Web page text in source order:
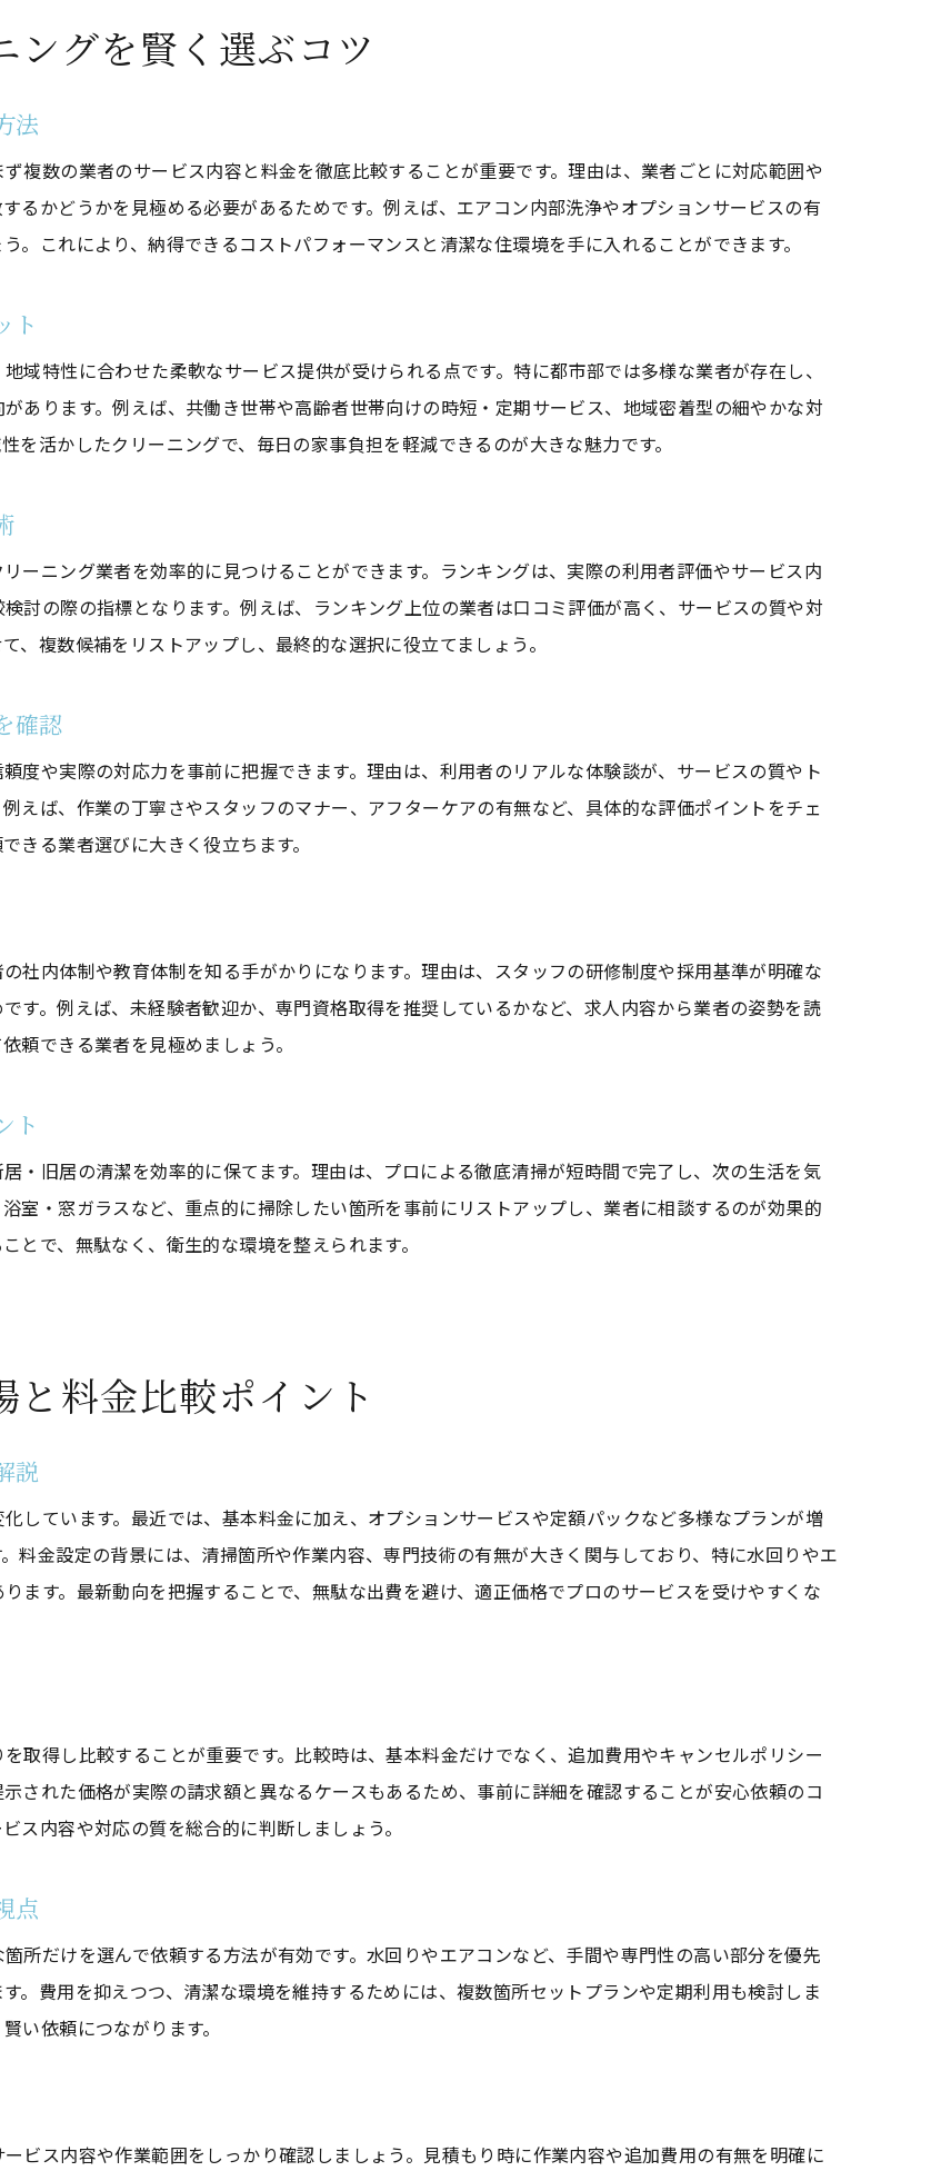
ウスクリーニングの相場と料金比較ポイント
業者ごとの料金比較で失敗しないポイント
ハウスクリーニングの費用対効果を考える視点
安いハウスクリーニング業者の見分け方
神奈川県の料金相場と全国平均の違い
できるハウスクリーニング業者の見分け方
口コミやランキングで信頼度をチェック
ハウスクリーニング業者の実績と対応力に注目
求人情報から読み取る業者の信頼性
神奈川県内で選ばれる業者の特徴
範囲やサービス内容の違いを徹底解説
ハウスクリーニングの掃除範囲と特徴を比較
プロの分解洗浄や高圧洗浄のメリット
引っ越し前後の掃除サービスの違い
ランキング情報で人気業者をチェック
口コミに多いトラブル事例と対策法
っ越し時に役立つハウスクリーニング活用術
引っ越し前後のハウスクリーニング利用法
ハウスクリーニングで原状回復をサポート
対効果で納得のハウスクリーニング体験へ
ハウスクリーニングのコストパフォーマンス向上術
セット割引やキャンペーン活用の注意点
納得できる費用でプロの掃除を体験
して依頼できるハウスクリーニングの条件
依頼前に確認したい安心ポイント
トラブル回避のための契約内容チェック
アフターケアが充実した業者の選び方
安心して任せられるハウスクリーニング体制
ングを賢く選ぶコツ
法
複数の業者のサービス内容と料金を徹底比較することが重要です。理由は、業者ごとに対応範囲や
るかどうかを見極める必要があるためです。例えば、エアコン内部洗浄やオプションサービスの有
。これにより、納得できるコストパフォーマンスと清潔な住環境を手に入れることができます。
ト
域特性に合わせた柔軟なサービス提供が受けられる点です。特に都市部では多様な業者が存在し、
あります。例えば、共働き世帯や高齢者世帯向けの時短・定期サービス、地域密着型の細やかな対
を活かしたクリーニングで、毎日の家事負担を軽減できるのが大きな魅力です。
ーニング業者を効率的に見つけることができます。ランキングは、実際の利用者評価やサービス内
討の際の指標となります。例えば、ランキング上位の業者は口コミ評価が高く、サービスの質や対
、複数候補をリストアップし、最終的な選択に役立てましょう。
確認
度や実際の対応力を事前に把握できます。理由は、利用者のリアルな体験談が、サービスの質やト
えば、作業の丁寧さやスタッフのマナー、アフターケアの有無など、具体的な評価ポイントをチェ
きる業者選びに大きく役立ちます。
社内体制や教育体制を知る手がかりになります。理由は、スタッフの研修制度や採用基準が明確な
す。例えば、未経験者歓迎か、専門資格取得を推奨しているかなど、求人内容から業者の姿勢を読
頼できる業者を見極めましょう。
ト
・旧居の清潔を効率的に保てます。理由は、プロによる徹底清掃が短時間で完了し、次の生活を気
室・窓ガラスなど、重点的に掃除したい箇所を事前にリストアップし、業者に相談するのが効果的
とで、無駄なく、衛生的な環境を整えられます。
料金比較ポイント
説
しています。最近では、基本料金に加え、オプションサービスや定額パックなど多様なプランが増
料金設定の背景には、清掃箇所や作業内容、専門技術の有無が大きく関与しており、特に水回りやエ
ます。最新動向を把握することで、無駄な出費を避け、適正価格でプロのサービスを受けやすくな
取得し比較することが重要です。比較時は、基本料金だけでなく、追加費用やキャンセルポリシー
された価格が実際の請求額と異なるケースもあるため、事前に詳細を確認することが安心依頼のコ
ス内容や対応の質を総合的に判断しましょう。
点
所だけを選んで依頼する方法が有効です。水回りやエアコンなど、手間や専門性の高い部分を優先
。費用を抑えつつ、清潔な環境を維持するためには、複数箇所セットプランや定期利用も検討しま
い依頼につながります。
ビス内容や作業範囲をしっかり確認しましょう。見積もり時に作業内容や追加費用の有無を明確に
お気軽にお問い合わせください
お気軽にお問い合わせください